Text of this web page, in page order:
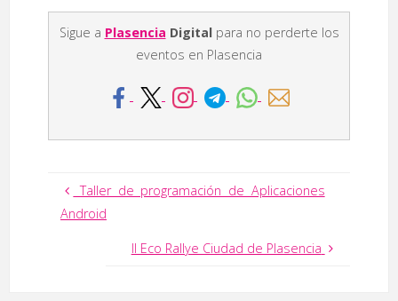
Sigue a Plasencia Digitalpara no perderte los
eventos en Plasencia
Taller de programación de Aplicaciones
Android
II Eco Rallye Ciudad de Plasencia